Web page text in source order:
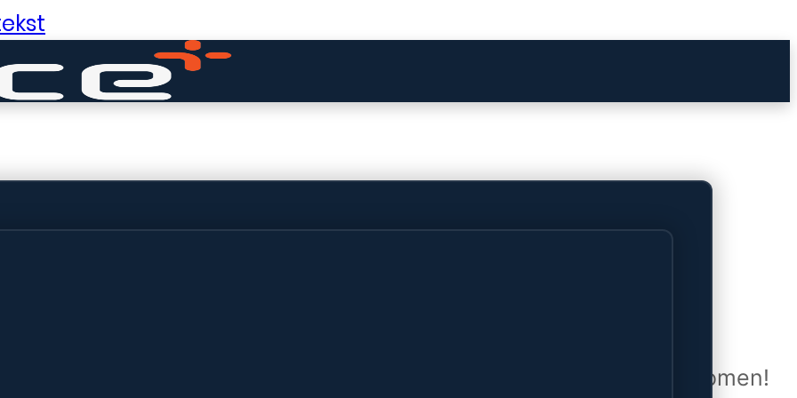
dingen in het verschiet
winkel wordt momenteel gebouwd en zal binnenkort online komen!